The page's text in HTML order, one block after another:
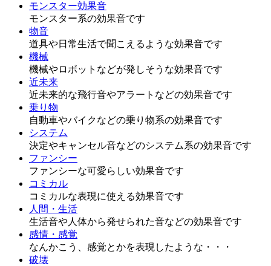
モンスター効果音
モンスター系の効果音です
物音
道具や日常生活で聞こえるような効果音です
機械
機械やロボットなどが発しそうな効果音です
近未来
近未来的な飛行音やアラートなどの効果音です
乗り物
自動車やバイクなどの乗り物系の効果音です
システム
決定やキャンセル音などのシステム系の効果音です
ファンシー
ファンシーな可愛らしい効果音です
コミカル
コミカルな表現に使える効果音です
人間・生活
生活音や人体から発せられた音などの効果音です
感情・感覚
なんかこう、感覚とかを表現したような・・・
破壊